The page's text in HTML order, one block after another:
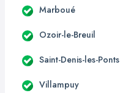
Marboué
Ozoir-le-Breuil
Saint-Denis-les-Ponts
Villampuy